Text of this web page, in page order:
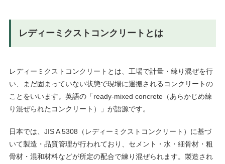
レディーミクストコンクリートとは
レディーミクストコンクリートとは、工場で計量・練り混ぜを行
い、まだ固まっていない状態で現場に運搬されるコンクリートの
ことをいいます。英語の「ready-mixed concrete（あらかじめ練
り混ぜられたコンクリート）」が語源です。
日本では、JIS A 5308（レディーミクストコンクリート）に基づ
いて製造・品質管理が行われており、セメント・水・細骨材・粗
骨材・混和材料などが所定の配合で練り混ぜられます。製造され